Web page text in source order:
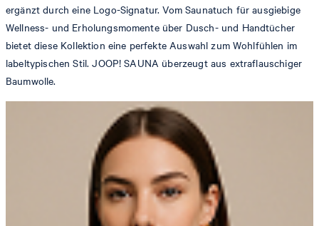
ergänzt durch eine Logo-Signatur. Vom Saunatuch für ausgiebige
Wellness- und Erholungsmomente über Dusch- und Handtücher
bietet diese Kollektion eine perfekte Auswahl zum Wohlfühlen im
labeltypischen Stil. JOOP! SAUNA überzeugt aus extraflauschiger
Baumwolle.